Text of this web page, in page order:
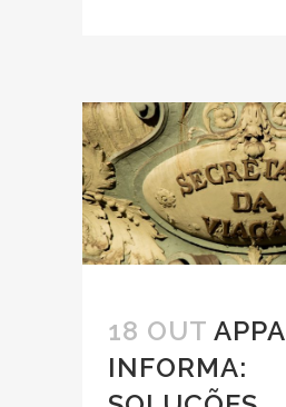
18 OUT APPA
INFORMA: